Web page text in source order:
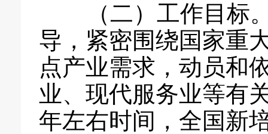
（二）工作目标。
导，紧密围绕国家重
点产业需求，动员和
业、现代服务业等有
年左右时间，全国新